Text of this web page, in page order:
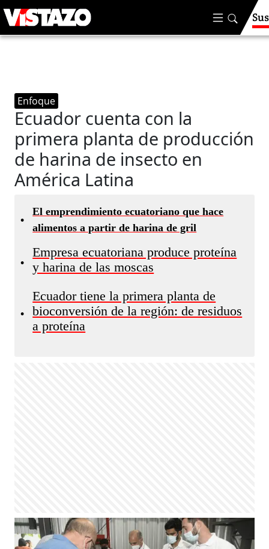
Enfoque
Ecuador cuenta con la
primera planta de producción
de harina de insecto en
América Latina
•
El emprendimiento ecuatoriano que hace
alimentos a partir de harina de gril
•
Empresa ecuatoriana produce proteína
y harina de las moscas
•
Ecuador tiene la primera planta de
bioconversión de la región: de residuos
a proteína